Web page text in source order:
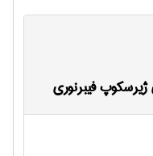
فیبرنوری